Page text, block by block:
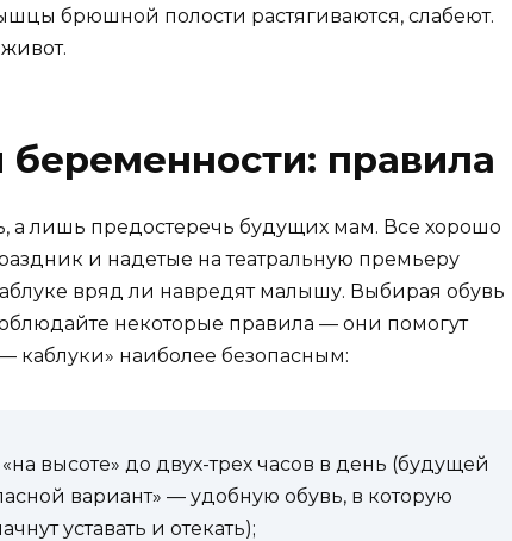
брюшной полости растягиваются, слабеют.
правила
а лишь предостеречь будущих мам. Все хорошо
и надетые на театральную премьеру
вряд ли навредят малышу. Выбирая обувь
некоторые правила — они помогут
каблуки» наиболее безопасным:
высоте» до двух-трех часов в день (будущей
вариант» — удобную обувь, в которую
уставать и отекать);